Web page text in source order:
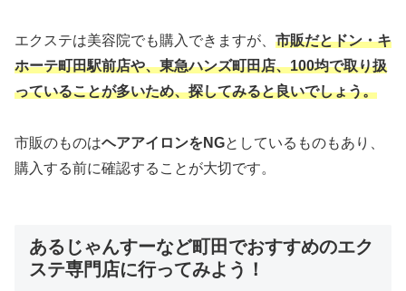
エクステは美容院でも購入できますが、 市販だとドン・キ
ホーテ町田駅前店や、東急ハンズ町田店、100均で取り扱
っていることが多いため、探してみると良いでしょう。
市販のものはヘアアイロンをNGとしているものもあり、
購入する前に確認することが大切です。
あるじゃんすーなど町田でおすすめのエク
ステ専門店に行ってみよう！